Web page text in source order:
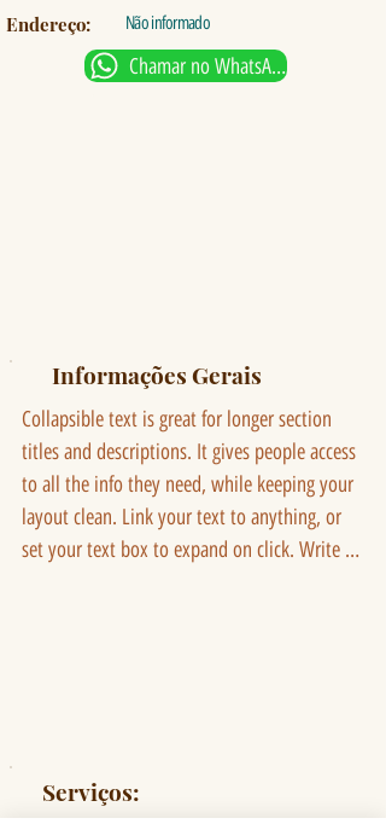
Endereço: Não informado
Chamar no WhatsApp
Informações Gerais
Collapsible text is great for longer section
titles and descriptions. It gives people access
to all the info they need, while keeping your
layout clean. Link your text to anything, or
set your text box to expand on click. Write
Serviços: